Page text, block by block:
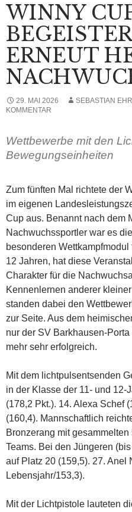
WINNY
ERNEUT
29. MAI 2026 SEBASTIAN
KOMMENTAR
Wettbewerbe mit den
Bewegungseinheiten
Zum fünften Mal richtete der
im eigenen
Cup aus. Benannt nach dem
Nachwuchssportler war es
besonderen
12 Jahren, hat diese
Charakter für die
Kennenlernen anderer
standen dabei den
zur Seite. Aus dem
nur der SV Barkhausen-
mehr sehr erfolgreich.
Mit dem lichtpulsentsenden
in der Klasse der 11- und 12-
(178,2 Pkt.). 14. Alexa Schef
(160,4). Mannschaftlich
Bronzerang mit
Teams. Bei den Jüngeren
auf Platz 20 (159,5). 27. Anel
Lebensjahr/153,3).
Mit der Lichtpistole lauteten